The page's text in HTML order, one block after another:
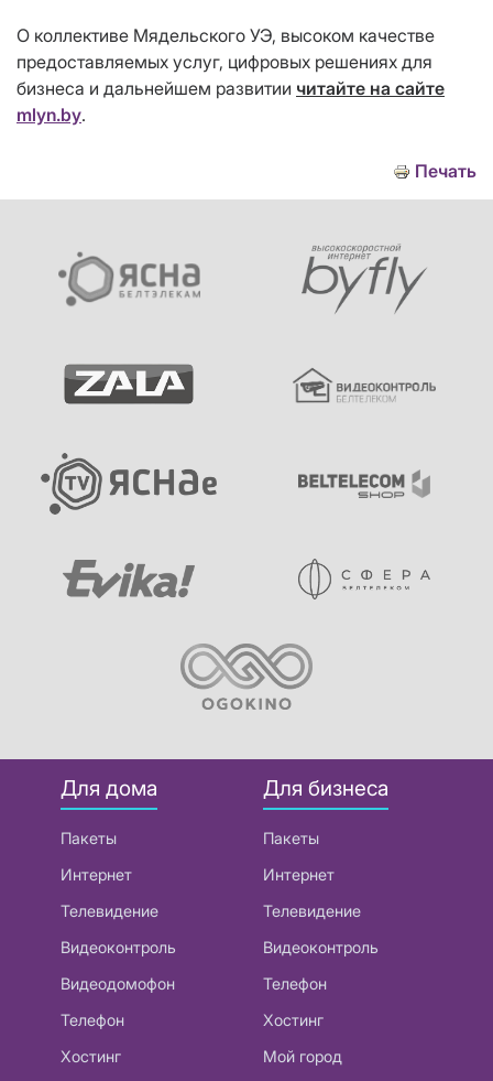
О коллективе Мядельского УЭ, высоком качестве
предоставляемых услуг, цифровых решениях для
бизнеса и дальнейшем развитии читайте на сайте
mlyn.by.
Печать
Для дома
Пакеты
Интернет
Телевидение
Видеоконтроль
Видеодомофон
Телефон
Хостинг
Для бизнеса
Пакеты
Интернет
Телевидение
Видеоконтроль
Телефон
Хостинг
Мой город